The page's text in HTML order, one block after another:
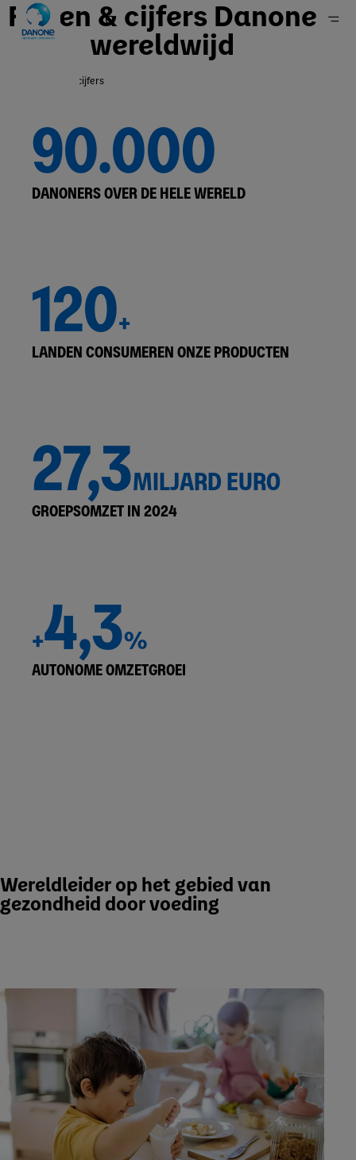
Groep
Over ons
Feiten & cijfers
Feiten & cijfers Danone
wereldwijd
90.000
DANONERS OVER DE HELE WERELD
120+
LANDEN CONSUMEREN ONZE PRODUCTEN
27,3MILJARD EURO
GROEPSOMZET IN 2024
+4,3%
AUTONOME OMZETGROEI
Wereldleider op het gebied van
gezondheid door voeding